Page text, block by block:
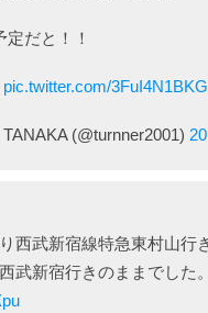
だと！！
pic.twitter.com/3FuI4N1BKG
(@turnner2001)
西武新宿線特急東村山行
武新宿行きのままでした。